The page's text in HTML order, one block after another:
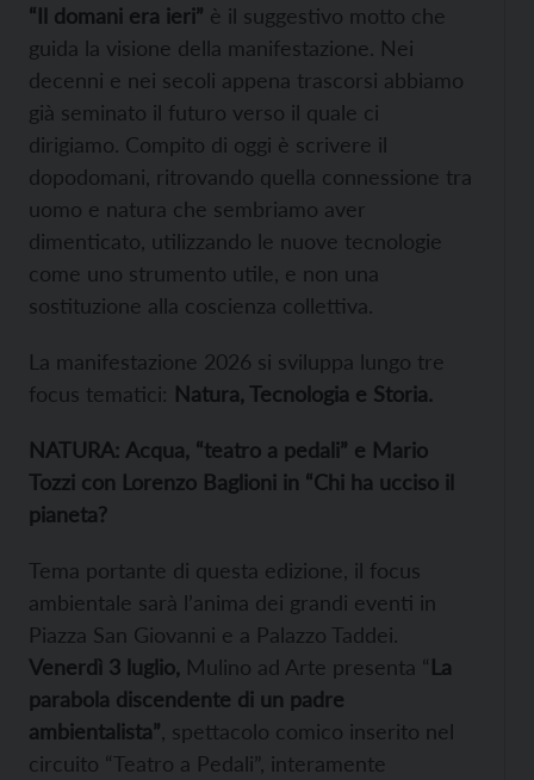
“Il domani era ieri” è il suggestivo motto che
guida la visione della manifestazione. Nei
decenni e nei secoli appena trascorsi abbiamo
già seminato il futuro verso il quale ci
dirigiamo. Compito di oggi è scrivere il
dopodomani, ritrovando quella connessione tra
uomo e natura che sembriamo aver
dimenticato, utilizzando le nuove tecnologie
come uno strumento utile, e non una
sostituzione alla coscienza collettiva.
La manifestazione 2026 si sviluppa lungo tre
focus tematici: Natura, Tecnologia e Storia.
NATURA: Acqua, “teatro a pedali” e Mario
Tozzi con Lorenzo Baglioni in “Chi ha ucciso il
pianeta?
Tema portante di questa edizione, il focus
ambientale sarà l’anima dei grandi eventi in
Piazza San Giovanni e a Palazzo Taddei.
Venerdì 3 luglio, Mulino ad Arte presenta “La
parabola discendente di un padre
ambientalista” , spettacolo comico inserito nel
circuito “Teatro a Pedali”, interamente